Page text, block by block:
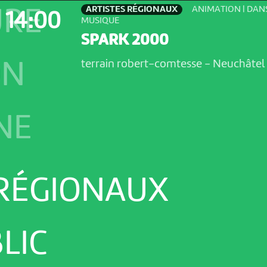
14:00
ARTISTES RÉGIONAUX
ANIMATION |
MUSIQUE
SPARK 2000
terrain robert-comtesse - Neuchâtel